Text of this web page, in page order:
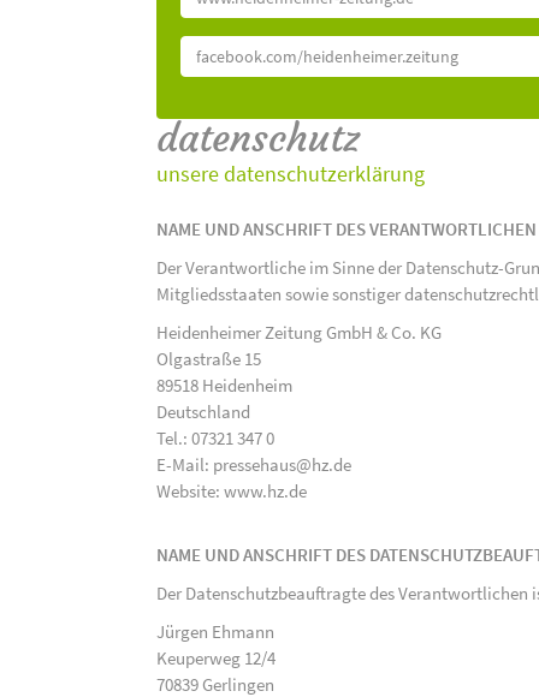
facebook.com/heidenheimer.zeitung
datenschutz
unsere datenschutzerklärung
NAME UND ANSCHRIFT DES VERANTWORTLICHEN
Der Verantwortliche im Sinne der Datenschutz-
Mitgliedsstaaten sowie sonstiger
Heidenheimer Zeitung GmbH & Co. KG
Olgastraße 15
89518 Heidenheim
Deutschland
Tel.: 07321 347 0
E-Mail: pressehaus@hz.de
Website: www.hz.de
NAME UND ANSCHRIFT DES
Der Datenschutzbeauftragte des Verantwortlichen
Jürgen Ehmann
Keuperweg 12/4
70839 Gerlingen